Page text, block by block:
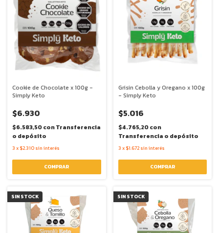
Cookie de Chocolate x 100g -
Simply Keto
$6.930
$6.583,50conTransferencia
o depósito
3 x $2.310 sin interés
Grisin Cebolla y Oregano x 100g
- Simply Keto
$5.016
$4.765,20con
Transferencia o depósito
3 x $1.672 sin interés
SIN STOCK SIN STOCK